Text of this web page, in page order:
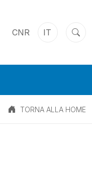
CNR IT
TORNA ALLA HOME